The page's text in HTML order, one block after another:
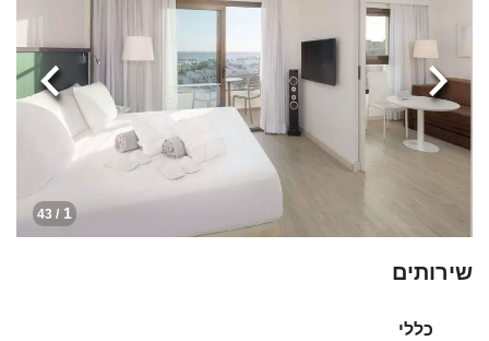
1
/ 43
הקודמת הבא
שירותים
כללי